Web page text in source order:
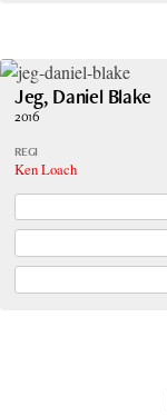
Jeg, Daniel Blake
2016
REGI
Ken Loach